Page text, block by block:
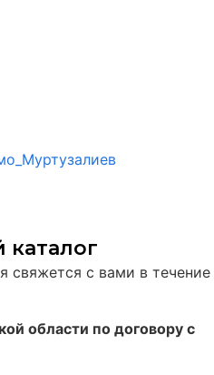
свяжется с вами в течение
области по договору с